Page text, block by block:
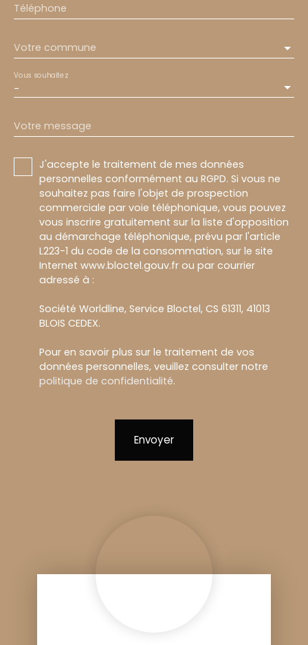
Téléphone
Votre commune
-
Vous souhaitez
Votre message
J'accepte le traitement de mes données
personnelles conformément au RGPD. Si vous ne
souhaitez pas faire l'objet de prospection
commerciale par voie téléphonique, vous pouvez
vous inscrire gratuitement sur la liste d'opposition
au démarchage téléphonique, prévu par l'article
L223-1 du code de la consommation, sur le site
Internet www.bloctel.gouv.fr ou par courrier
adressé à :
Société Worldline, Service Bloctel, CS 61311, 41013
BLOIS CEDEX.
Pour en savoir plus sur le traitement de vos
données personnelles, veuillez consulter notre
politique de confidentialité.
Envoyer